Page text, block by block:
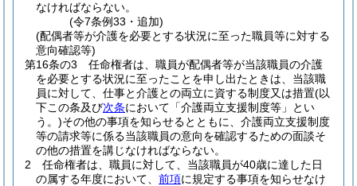
なければならない。
(令7条例33・追加)
(配偶者等が介護を必要とする状況に至った職員等に対する
意向確認等)
第16条の3
任命権者は、職員が配偶者等が当該職員の介護
を必要とする状況に至ったことを申し出たときは、当該職
員に対して、仕事と介護との両立に資する制度又は措置(以
下この条及び次条において「介護両立支援制度等」とい
う。)その他の事項を知らせるとともに、介護両立支援制度
等の請求等に係る当該職員の意向を確認するための面談そ
の他の措置を講じなければならない。
2
任命権者は、職員に対して、当該職員が40歳に達した日
の属する年度において、 前項に規定する事項を知らせなけ